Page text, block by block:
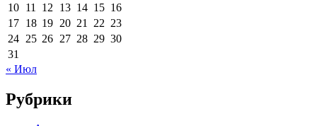
10 11 12 13 14 15 16
17 18 19 20 21 22 23
24 25 26 27 28 29 30
31
« Июл
Рубрики